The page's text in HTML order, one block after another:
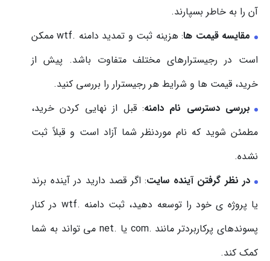
آن را به خاطر بسپارند.
مقایسه قیمت ها
: هزینه ثبت و تمدید دامنه .wtf ممکن
است در رجیسترارهای مختلف متفاوت باشد. پیش از
خرید، قیمت ها و شرایط هر رجیسترار را بررسی کنید.
بررسی دسترسی نام دامنه: قبل از نهایی کردن خرید،
مطمئن شوید که نام موردنظر شما آزاد است و قبلاً ثبت
نشده.
در نظر گرفتن آینده سایت: اگر قصد دارید در آینده برند
یا پروژه ی خود را توسعه دهید، ثبت دامنه .wtf در کنار
پسوندهای پرکاربردتر مانند .com یا .net می تواند به شما
کمک کند.